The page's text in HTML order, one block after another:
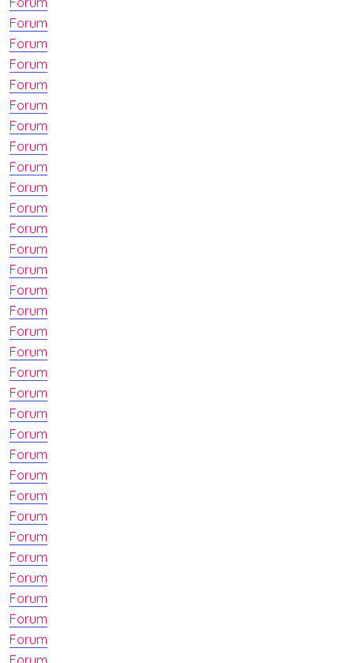
Forum
Forum
Forum
Forum
Forum
Forum
Forum
Forum
Forum
Forum
Forum
Forum
Forum
Forum
Forum
Forum
Forum
Forum
Forum
Forum
Forum
Forum
Forum
Forum
Forum
Forum
Forum
Forum
Forum
Forum
Forum
Forum